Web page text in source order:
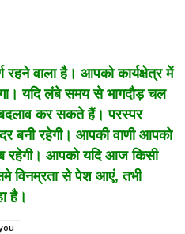
वाला है। आपको कार्यक्षेत्र में
यदि लंबे समय से भागदौड़ चल
कर सकते हैं। परस्पर
बनी रहेगी। आपकी वाणी आपको
रहेगी। आपको यदि आज किसी
विनम्रता से पेश आएं, तभी
है।